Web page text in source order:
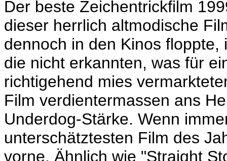
Der beste Zeichentrickfilm
dieser herrlich altmodische
dennoch in den Kinos
die nicht erkannten, was für
richtigehend mies
Film verdientermassen ans
Underdog-Stärke. Wenn
unterschätztesten Film des
vorne. Ähnlich wie "Straight